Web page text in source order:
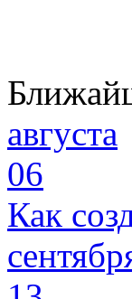
августа
06
Как